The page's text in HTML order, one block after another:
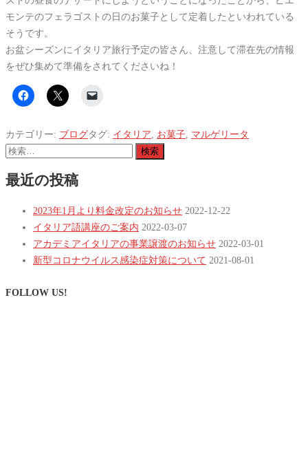
モンテのフェラゴストの日のお菓子として定着したといわれている
そうです。
お盆シーズンにイタリア旅行予定の皆さん、注意して滞在先の情報
をぜひ集めて準備をされてくださいね！
カテゴリー: ブログタグ: イタリア お菓子 マルゲリータ
検
最近の投稿
2023年1月より料金改定のお知らせ 2022-12-22
イタリア語講座のご案内 2022-03-07
アカデミアイタリアの事業譲渡のお知らせ 2022-03-01
新型コロナウイルス感染症対策について 2021-08-01
FOLLOW US!